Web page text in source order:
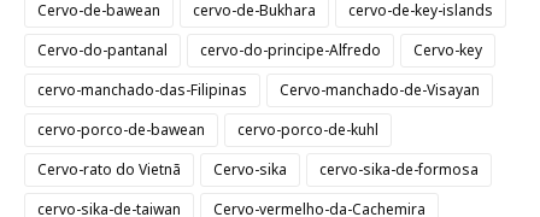
Cervo-de-bawean
cervo-de-Bukhara
cervo-de-key-islands
Cervo-do-pantanal
cervo-do-principe-Alfredo
Cervo-key
cervo-manchado-das-Filipinas
Cervo-manchado-de-Visayan
cervo-porco-de-bawean
cervo-porco-de-kuhl
Cervo-rato do Vietnã
Cervo-sika
cervo-sika-de-formosa
cervo-sika-de-taiwan
Cervo-vermelho-da-Cachemira